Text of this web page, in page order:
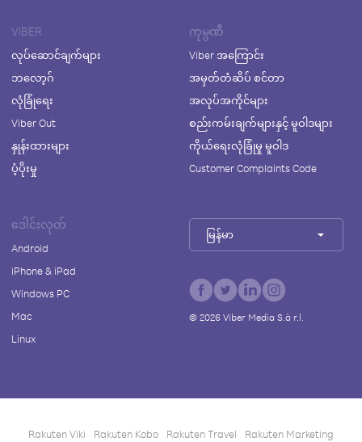
VIBER
လုပ်ဆောင်ချက်များ
ဘလော့ဂ်
လုံခြုံရေး
Viber Out
နှုန်းထားများ
ပံ့ပိုးမှု
ကုမ္ပဏီ
Viber အကြောင်း
အမှတ်တံဆိပ် စင်တာ
အလုပ်အကိုင်များ
စည်းကမ်းချက်များနှင့် မူဝါဒများ
ကိုယ်ရေးလုံခြုံမှု မူဝါဒ
Customer Complaints Code
ဒေါင်းလုတ်
Android
iPhone & iPad
Windows PC
Mac
Linux
မြန်မာ
© 2026Viber Media S.à r.l.
Rakuten Viki Rakuten Kobo Rakuten Travel Rakuten Marketing